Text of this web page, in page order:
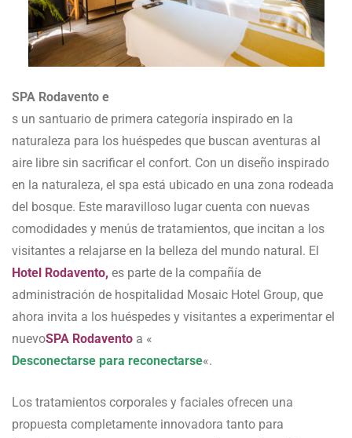
SPA Rodavento e
s un santuario de primera categoría inspirado en la
naturaleza para los huéspedes que buscan aventuras al
aire libre sin sacrificar el confort. Con un diseño inspirado
en la naturaleza, el spa está ubicado en una zona rodeada
del bosque. Este maravilloso lugar cuenta con nuevas
comodidades y menús de tratamientos, que incitan a los
visitantes a relajarse en la belleza del mundo natural. El
Hotel Rodavento, es parte de la compañía de
administración de hospitalidad Mosaic Hotel Group, que
ahora invita a los huéspedes y visitantes a experimentar el
nuevoSPA Rodavento a «
Desconectarse para reconectarse«.
Los tratamientos corporales y faciales ofrecen una
propuesta completamente innovadora tanto para